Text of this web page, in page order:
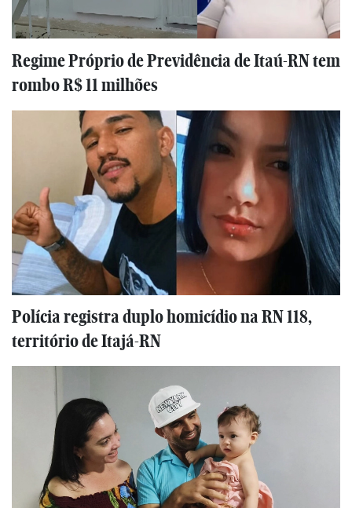
Regime Próprio de Previdência de Itaú-RN tem
rombo R$ 11 milhões
Polícia registra duplo homicídio na RN 118,
território de Itajá-RN